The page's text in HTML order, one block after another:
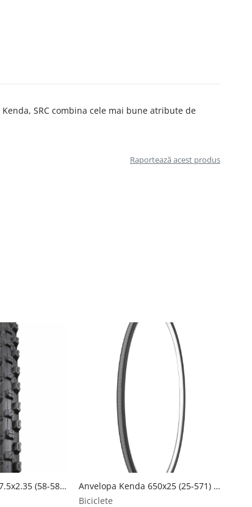
SRC combina cele mai bune atribute de
Raportează acest produs
Anvelopa Kenda 27.5x2.35 (58-584) Gravity Enduro Nevegal DTC SCT 120Tpi Kenda
Anvelopa Kenda 650x25 (25-571) Kontender SRC 60Tpi Negru Kenda
Biciclete